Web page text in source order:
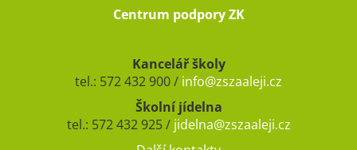
Centrum podpory ZK
Kancelář školy
tel.: 572 432 900 / info@zszaaleji.cz
Školní jídelna
tel.: 572 432 925 / jidelna@zszaaleji.cz